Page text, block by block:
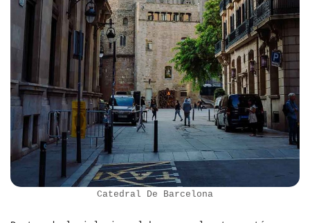
Catedral De Barcelona